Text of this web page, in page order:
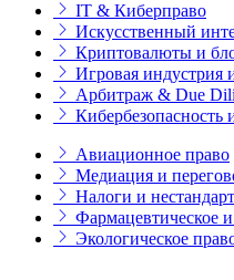
IT & Киберправо
Искусственный
Криптовалюты и
Игровая индустрия
Арбитраж & Due
Кибербезопасность
Авиационное право
Медиация и
Налоги и
Фармацевтическое
Экологическое